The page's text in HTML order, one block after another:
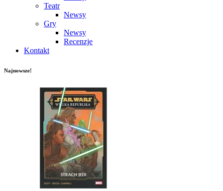
Teatr
Newsy
Gry
Newsy
Recenzje
Kontakt
Najnowsze!